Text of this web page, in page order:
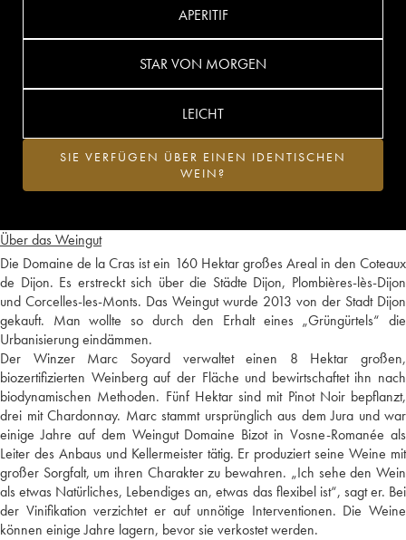
Über das Weingut
Die Domaine de la Cras ist ein 160 Hektar großes Areal in den Coteaux
de Dijon. Es erstreckt sich über die Städte Dijon, Plombières-lès-Dijon
und Corcelles-les-Monts. Das Weingut wurde 2013 von der Stadt Dijon
gekauft. Man wollte so durch den Erhalt eines „Grüngürtels“ die
Urbanisierung eindämmen.
Der Winzer Marc Soyard verwaltet einen 8 Hektar großen,
biozertifizierten Weinberg auf der Fläche und bewirtschaftet ihn nach
biodynamischen Methoden. Fünf Hektar sind mit Pinot Noir bepflanzt,
drei mit Chardonnay. Marc stammt ursprünglich aus dem Jura und war
einige Jahre auf dem Weingut Domaine Bizot in Vosne-Romanée als
Leiter des Anbaus und Kellermeister tätig. Er produziert seine Weine mit
großer Sorgfalt, um ihren Charakter zu bewahren. „Ich sehe den Wein
als etwas Natürliches, Lebendiges an, etwas das flexibel ist“, sagt er. Bei
der Vinifikation verzichtet er auf unnötige Interventionen. Die Weine
können einige Jahre lagern, bevor sie verkostet werden.
APERITIF
STAR VON MORGEN
LEICHT
SIE VERFÜGEN ÜBER EINEN IDENTISCHEN
WEIN?